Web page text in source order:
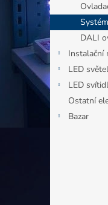
DALI
Instalační
LED
LED
Ostatní
Bazar